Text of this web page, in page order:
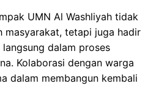
UMN Al Washliyah tidak
masyarakat, tetapi juga hadir
dalam proses
Kolaborasi dengan warga
dalam membangun kembali